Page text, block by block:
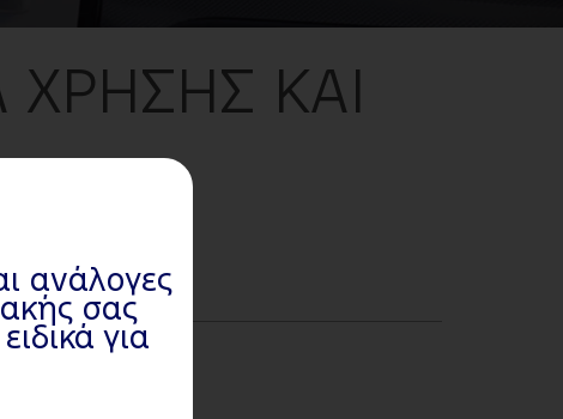
ΧΡΗΣΗΣ ΚΑΙ
ανάλογες
σας
για